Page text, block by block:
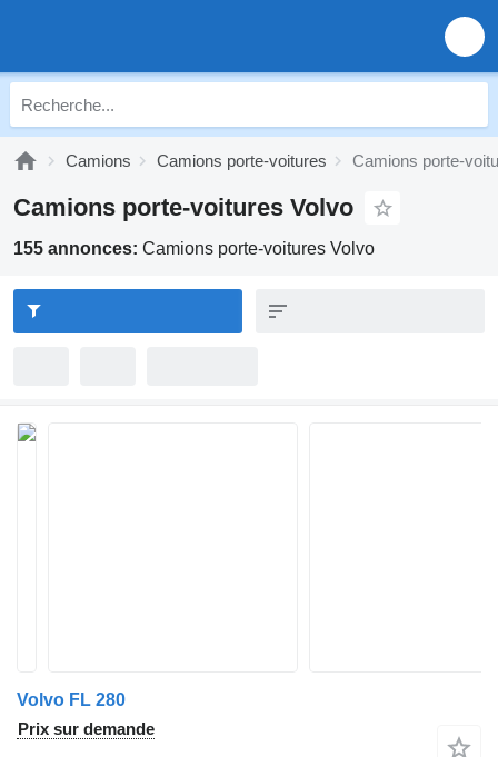
Camions Camions porte-voitures Camions porte-
Camions porte-voitures Volvo
155 annonces: Camions porte-voitures Volvo
Volvo FL 280
Prix sur demande